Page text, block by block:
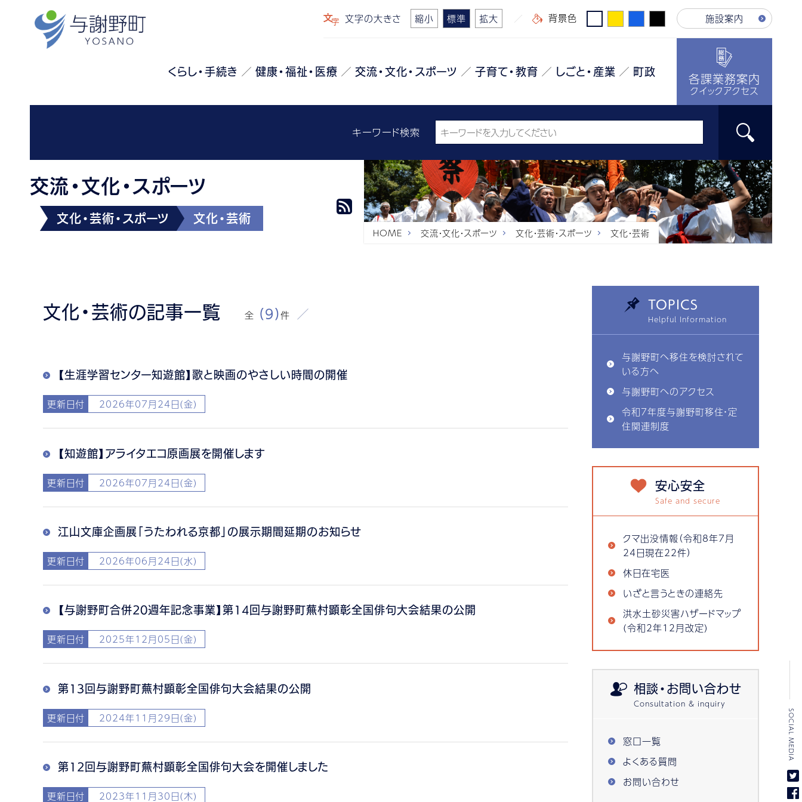
文字の大きさ 縮小 標準 拡大 背景色 施設案内
くらし・手続き 健康・福祉・医療 交流・文化・スポーツ 子育て・教育 しごと・産業 町政 各課業務案内
クイックアクセス
キーワード検索
交流・文化・スポーツ
文化・芸術・スポーツ 文化・芸術
HOME 交流・文化・スポーツ 文化・芸術・スポーツ 文化・芸術
文化・芸術の記事一覧 全 (9)件
【生涯学習センター知遊館】歌と映画のやさしい時間の開催
更新日付 2026年07月24日(金)
【知遊館】アライタエコ原画展を開催します
更新日付 2026年07月24日(金)
江山文庫企画展「うたわれる京都」の展示期間延期のお知らせ
更新日付 2026年06月24日(水)
【与謝野町合併20週年記念事業】第14回与謝野町蕪村顕彰全国俳句大会結果の公開
更新日付 2025年12月05日(金)
第13回与謝野町蕪村顕彰全国俳句大会結果の公開
更新日付 2024年11月29日(金)
第12回与謝野町蕪村顕彰全国俳句大会を開催しました
更新日付 2023年11月30日(木)
TOPICS
与謝野町へ移住を検討されて
いる方へ
与謝野町へのアクセス
令和7年度与謝野町移住・定
住関連制度
安心安全
クマ出没情報（令和8年7月
24日現在22件）
休日在宅医
いざと言うときの連絡先
洪水土砂災害ハザードマップ
(令和2年12月改定)
相談・お問い合わせ
窓口一覧
よくある質問
お問い合わせ
SOCIAL MEDIA